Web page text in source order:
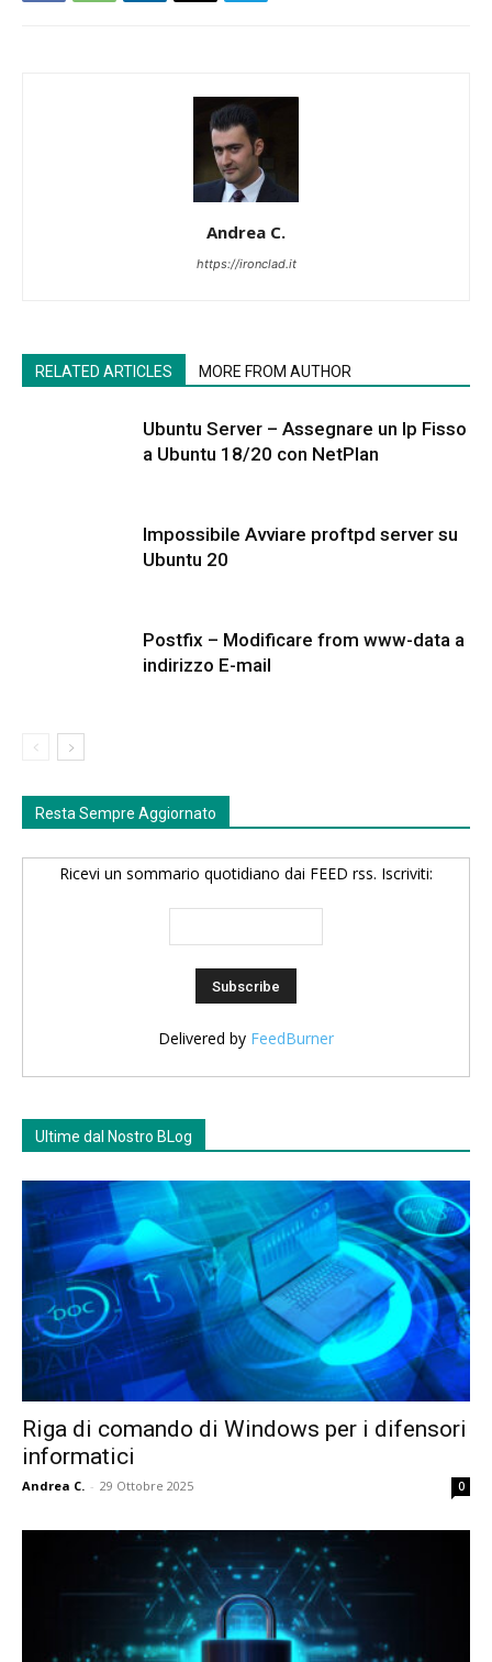
Andrea C.
https://ironclad.it
RELATED ARTICLES MORE FROM AUTHOR
Ubuntu Server – Assegnare un Ip Fisso
a Ubuntu 18/20 con NetPlan
Impossibile Avviare proftpd server su
Ubuntu 20
Postfix – Modificare from www-data a
indirizzo E-mail
Resta Sempre Aggiornato
Ricevi un sommario quotidiano dai FEED rss. Iscriviti:
Delivered by FeedBurner
Ultime dal Nostro BLog
Riga di comando di Windows per i difensori
informatici
Andrea C. - 29 Ottobre 2025 0